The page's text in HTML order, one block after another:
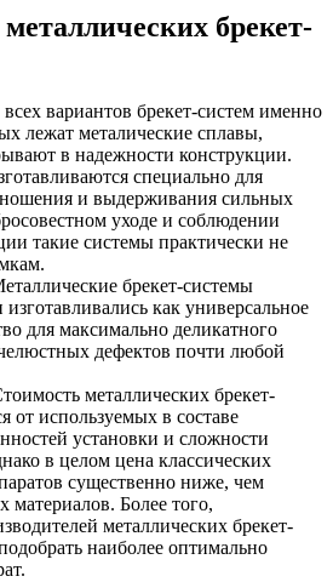
брекет-
вариантов брекет-систем именно
лежат металические сплавы,
в надежности конструкции.
специально для
и выдерживания сильных
уходе и соблюдении
такие системы практически не
брекет-системы
изготавливались как универсальное
для максимально деликатного
дефектов почти любой
металлических брекет-
от используемых в составе
установки и сложности
в целом цена классических
существенно ниже, чем
материалов. Более того,
металлических брекет-
наиболее оптимально